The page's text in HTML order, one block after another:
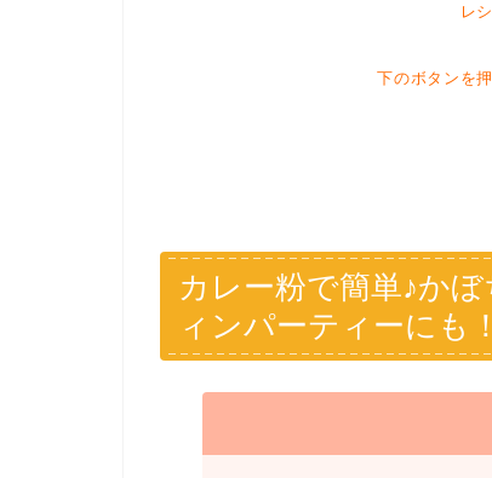
レ
下のボタンを
カレー粉で簡単♪か
ィンパーティーにも